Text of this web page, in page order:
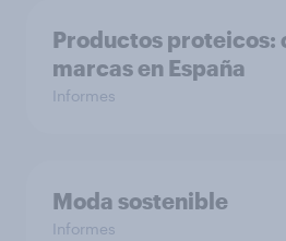
Productos proteicos:
marcas en España
Informes
Moda sostenible
Informes